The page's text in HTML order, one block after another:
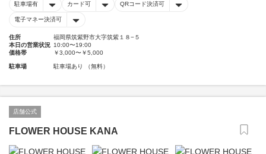
駐車場有 カード可 QRコード決済可
電子マネー決済可
住所
福岡県筑紫野市大字筑紫１８−５
本日の営業状況 10:00〜19:00
価格帯
￥3,000〜￥5,000
駐車場 駐車場あり （無料）
店舗公式
FLOWER HOUSE KANA